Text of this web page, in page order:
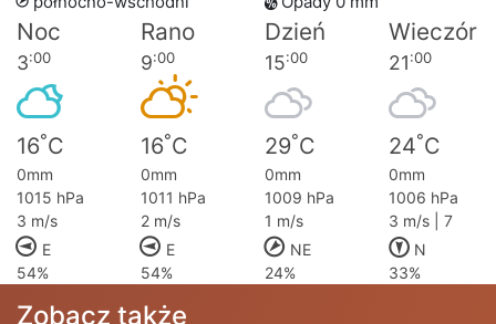
Noc Rano Dzień Wieczór
3:00 9:00 15:00 21:00
16°C 16°C 29°C 24°C
0mm 0mm 0mm
0mm
1015 hPa
1011 hPa 1009 hPa
1006 hPa
3 m/s
2 m/s 1 m/s
3 m/s | 7
E
E NE
N
54%
54% 24% 33%
Zobacz także